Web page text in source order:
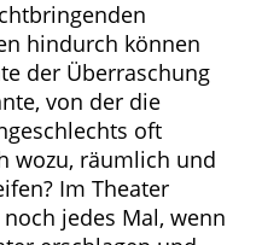
hindurch können
der Überraschung
von der die
oft
wozu, räumlich und
Im Theater
jedes Mal, wenn